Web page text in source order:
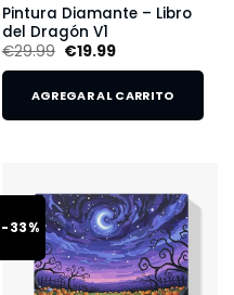
Pintura Diamante – Libro
del Dragón V1
€29.99 €19.99
AGREGAR AL CARRITO
-33%